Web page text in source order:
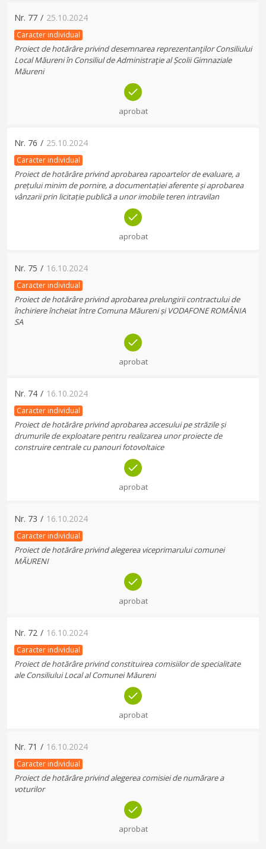
Nr. 77 / 25.10.2024
Caracter individual
Proiect de hotărâre privind desemnarea reprezentanţilor Consiliului
Local Măureni în Consiliul de Administraţie al Școlii Gimnaziale
Măureni
aprobat
Nr. 76 / 25.10.2024
Caracter individual
Proiect de hotărâre privind aprobarea rapoartelor de evaluare, a
prețului minim de pornire, a documentației aferente și aprobarea
vânzarii prin licitație publică a unor imobile teren intravilan
aprobat
Nr. 75 / 16.10.2024
Caracter individual
Proiect de hotărâre privind aprobarea prelungirii contractului de
închiriere încheiat între Comuna Măureni și VODAFONE ROMÂNIA
SA
aprobat
Nr. 74 / 16.10.2024
Caracter individual
Proiect de hotărâre privind aprobarea accesului pe străzile și
drumurile de exploatare pentru realizarea unor proiecte de
construire centrale cu panouri fotovoltaice
aprobat
Nr. 73 / 16.10.2024
Caracter individual
Proiect de hotărâre privind alegerea viceprimarului comunei
MĂURENI
aprobat
Nr. 72 / 16.10.2024
Caracter individual
Proiect de hotărâre privind constituirea comisiilor de specialitate
ale Consiliului Local al Comunei Măureni
aprobat
Nr. 71 / 16.10.2024
Caracter individual
Proiect de hotărâre privind alegerea comisiei de numărare a
voturilor
aprobat